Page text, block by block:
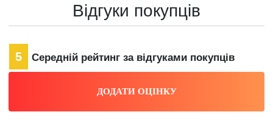
Відгуки покупців
5 Середній рейтинг за відгуками покупців